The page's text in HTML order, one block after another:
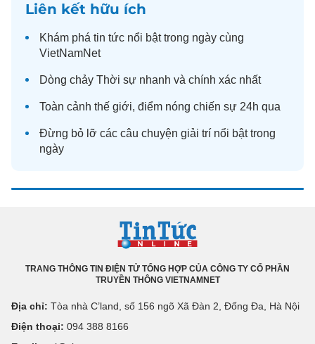
Liên kết hữu ích
Khám phá tin tức nổi bật trong ngày cùng
VietNamNet
Dòng chảy Thời sự nhanh và chính xác nhất
Toàn cảnh thế giới, điểm nóng chiến sự 24h qua
Đừng bỏ lỡ các câu chuyện giải trí nổi bật trong
ngày
TRANG THÔNG TIN ĐIỆN TỬ TỔNG HỢP CỦA CÔNG TY CỔ PHẦN
TRUYỀN THÔNG VIETNAMNET
Địa chỉ: Tòa nhà C’land, số 156 ngõ Xã Đàn 2, Đống Đa, Hà Nội
Điện thoại: 094 388 8166